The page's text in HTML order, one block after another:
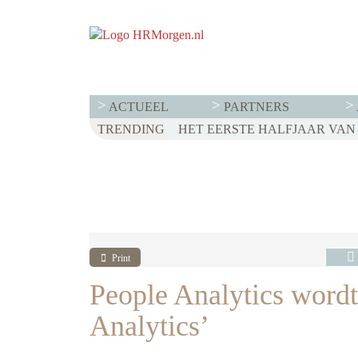
ACTUEEL PARTNERS
TRENDING WET LOONTRANSPARANTIE:
HET EERSTE HALFJAAR
VOOR EEN SUCCESVOL
Print
People Analytics
Analytics’